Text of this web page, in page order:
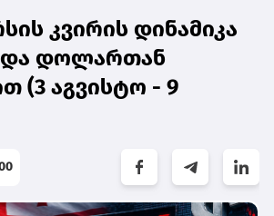
კვირის დინამიკა
და დოლართან
(3 აგვისტო - 9